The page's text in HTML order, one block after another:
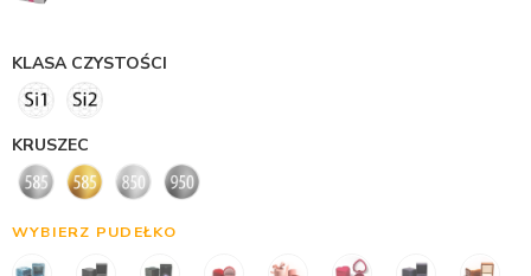
KLASA CZYSTOŚCI
KRUSZEC
WYBIERZ PUDEŁKO